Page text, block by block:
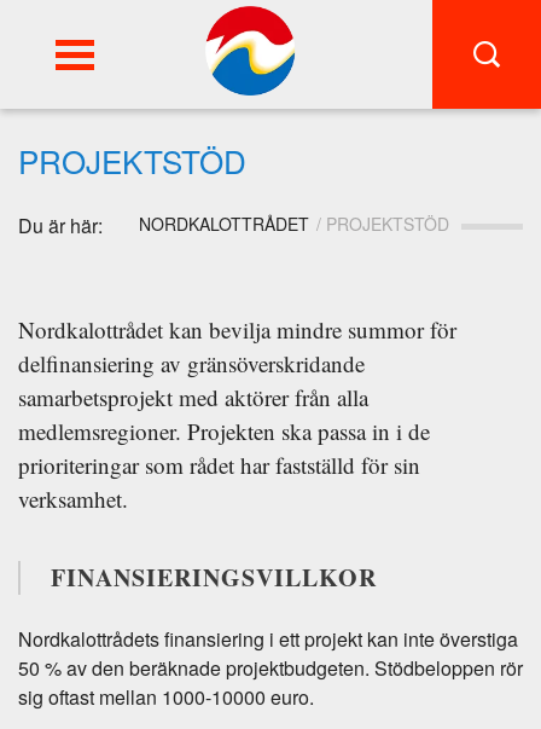
SWE
PROJEKTSTÖD
Du är här: NORDKALOTTRÅDET PROJEKTSTÖD
Nordkalottrådet kan bevilja mindre summor för
delfinansiering av gränsöverskridande
samarbetsprojekt med aktörer från alla
medlemsregioner. Projekten ska passa in i de
prioriteringar som rådet har fastställd för sin
verksamhet.
FINANSIERINGSVILLKOR
Nordkalottrådets finansiering i ett projekt kan inte överstiga
50 % av den beräknade projektbudgeten. Stödbeloppen rör
sig oftast mellan 1000-10000 euro.